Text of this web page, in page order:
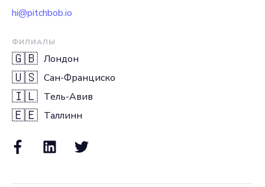
hi@pitchbob.io
ФИЛИАЛЫ
🇬🇧 Лондон
🇺🇸 Сан-Франциско
🇮🇱 Тель-Авив
🇪🇪 Таллинн